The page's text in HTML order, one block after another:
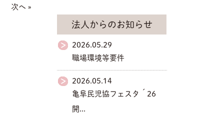
次へ »
法人からのお知らせ
2026.05.29
職場環境等要件
2026.05.14
亀阜民児協フェスタ´26
開...